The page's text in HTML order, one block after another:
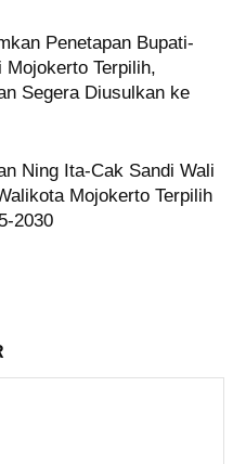
Penetapan Bupati-
Mojokerto Terpilih,
Segera Diusulkan ke
Ning Ita-Cak Sandi Wali
Mojokerto Terpilih
2030